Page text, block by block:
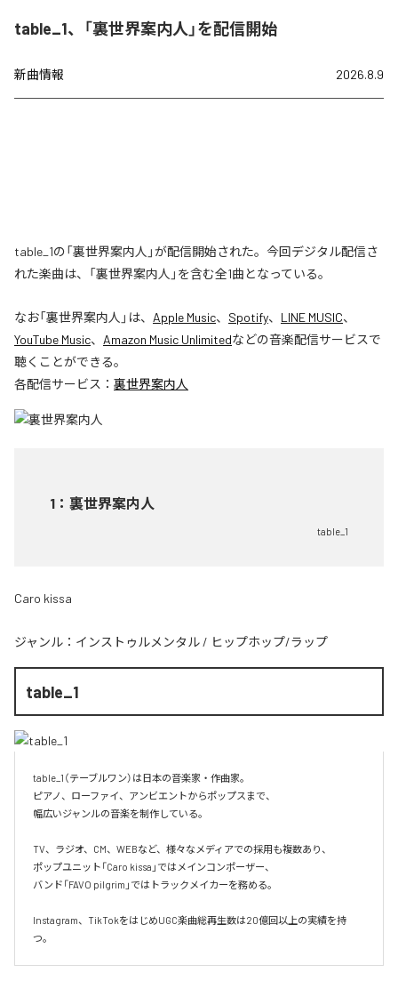
table_1、「裏世界案内人」を配信開始
新曲情報 2026.8.9
table_1の「裏世界案内人」が配信開始された。今回デジタル配信さ
れた楽曲は、「裏世界案内人」を含む全1曲となっている。
なお「裏世界案内人 」は、 Apple Music、 Spotify、 LINE MUSIC、
YouTube Music、 Amazon Music Unlimitedなどの音楽配信サービスで
聴くことができる。
各配信サービス： 裏世界案内人
1 ： 裏世界案内人
table_1
Caro kissa
ジャンル： インストゥルメンタル / ヒップホップ/ラップ
table_1
table_1（テーブルワン）は日本の音楽家・作曲家。
ピアノ、ローファイ、アンビエントからポップスまで、
幅広いジャンルの音楽を制作している。
TV、ラジオ、CM、WEBなど、様々なメディアでの採用も複数あり、
ポップユニット「Caro kissa」ではメインコンポーザー、
バンド「FAVO pilgrim」ではトラックメイカーを務める。
Instagram、TikTokをはじめUGC楽曲総再生数は20億回以上の実績を持
つ。